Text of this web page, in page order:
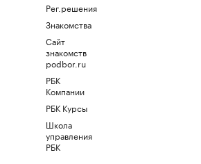
Рег.решения
Знакомства
Сайт
знакомств
podbor.ru
РБК
Компании
РБК Курсы
Школа
управления
РБК